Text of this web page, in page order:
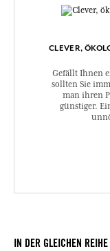
CLEVER,
Gefällt Ihnen
sollten Sie
man ihren
günstiger.
IN DER GLEICHEN REIHE